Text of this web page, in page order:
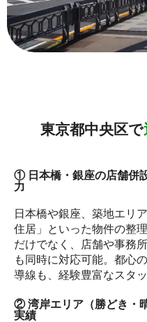
東京都中央区で
① 日本橋・銀座の店舗併
力
日本橋や銀座、築地エリ
住居」といった物件の整
だけでなく、店舗や事務
も同時に対応可能。都心
導線も、経験豊富なスタ
② 湾岸エリア（勝どき・
実績